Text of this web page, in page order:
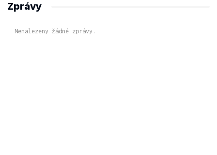
Zprávy
Nenalezeny žádné zprávy.